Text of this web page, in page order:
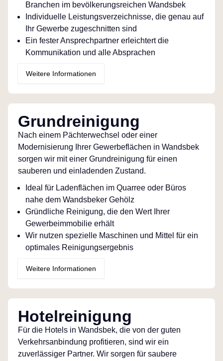
Branchen im bevölkerungsreichen Wandsbek
Individuelle Leistungsverzeichnisse, die genau auf
Ihr Gewerbe zugeschnitten sind
Ein fester Ansprechpartner erleichtert die
Kommunikation und alle Absprachen
Weitere Informationen
Grundreinigung
Nach einem Pächterwechsel oder einer
Modernisierung Ihrer Gewerbeflächen in Wandsbek
sorgen wir mit einer Grundreinigung für einen
sauberen und einladenden Zustand.
Ideal für Ladenflächen im Quarree oder Büros
nahe dem Wandsbeker Gehölz
Gründliche Reinigung, die den Wert Ihrer
Gewerbeimmobilie erhält
Wir nutzen spezielle Maschinen und Mittel für ein
optimales Reinigungsergebnis
Weitere Informationen
Hotelreinigung
Für die Hotels in Wandsbek, die von der guten
Verkehrsanbindung profitieren, sind wir ein
zuverlässiger Partner. Wir sorgen für saubere